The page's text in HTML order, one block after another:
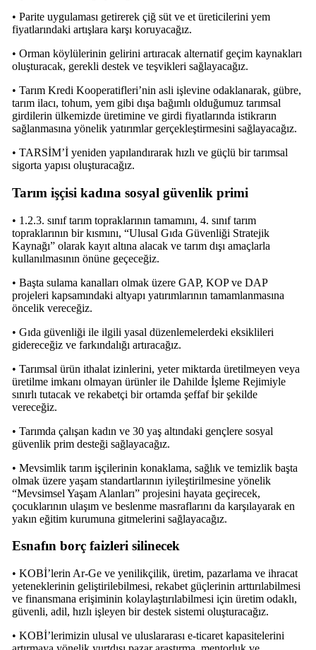
• Parite uygulaması getirerek çiğ süt ve et üreticilerini yem
fiyatlarındaki artışlara karşı koruyacağız.
• Orman köylülerinin gelirini artıracak alternatif geçim kaynakları
oluşturacak, gerekli destek ve teşvikleri sağlayacağız.
• Tarım Kredi Kooperatifleri’nin asli işlevine odaklanarak, gübre,
tarım ilacı, tohum, yem gibi dışa bağımlı olduğumuz tarımsal
girdilerin ülkemizde üretimine ve girdi fiyatlarında istikrarın
sağlanmasına yönelik yatırımlar gerçekleştirmesini sağlayacağız.
• TARSİM’İ yeniden yapılandırarak hızlı ve güçlü bir tarımsal
sigorta yapısı oluşturacağız.
Tarım işçisi kadına sosyal güvenlik primi
• 1.2.3. sınıf tarım topraklarının tamamını, 4. sınıf tarım
topraklarının bir kısmını, “Ulusal Gıda Güvenliği Stratejik
Kaynağı” olarak kayıt altına alacak ve tarım dışı amaçlarla
kullanılmasının önüne geçeceğiz.
• Başta sulama kanalları olmak üzere GAP, KOP ve DAP
projeleri kapsamındaki altyapı yatırımlarının tamamlanmasına
öncelik vereceğiz.
• Gıda güvenliği ile ilgili yasal düzenlemelerdeki eksiklileri
gidereceğiz ve farkındalığı artıracağız.
• Tarımsal ürün ithalat izinlerini, yeter miktarda üretilmeyen veya
üretilme imkanı olmayan ürünler ile Dahilde İşleme Rejimiyle
sınırlı tutacak ve rekabetçi bir ortamda şeffaf bir şekilde
vereceğiz.
• Tarımda çalışan kadın ve 30 yaş altındaki gençlere sosyal
güvenlik prim desteği sağlayacağız.
• Mevsimlik tarım işçilerinin konaklama, sağlık ve temizlik başta
olmak üzere yaşam standartlarının iyileştirilmesine yönelik
“Mevsimsel Yaşam Alanları” projesini hayata geçirecek,
çocuklarının ulaşım ve beslenme masraflarını da karşılayarak en
yakın eğitim kurumuna gitmelerini sağlayacağız.
Esnafın borç faizleri silinecek
• KOBİ’lerin Ar-Ge ve yenilikçilik, üretim, pazarlama ve ihracat
yeteneklerinin geliştirilebilmesi, rekabet güçlerinin arttırılabilmesi
ve finansmana erişiminin kolaylaştırılabilmesi için üretim odaklı,
güvenli, adil, hızlı işleyen bir destek sistemi oluşturacağız.
• KOBİ’lerimizin ulusal ve uluslararası e-ticaret kapasitelerini